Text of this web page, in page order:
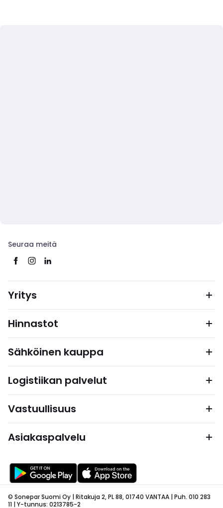
Seuraa meitä
Yritys
Hinnastot
Sähköinen kauppa
Logistiikan palvelut
Vastuullisuus
Asiakaspalvelu
© Sonepar Suomi Oy | Ritakuja 2, PL 88, 01740 VANTAA | Puh. 010 283
11 | Y-tunnus: 0213785-2